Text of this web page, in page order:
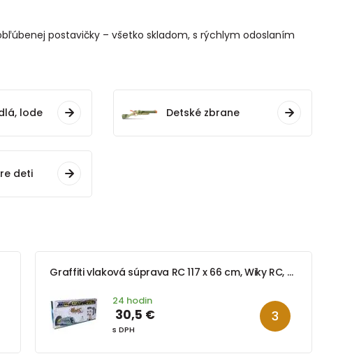
postavičky – všetko skladom, s rýchlym odoslaním
lode Detské zbrane
deti
Graffiti vlaková súprava RC 117 x 66 cm, Wiky RC, W008061
24 hodin
30,5 €
s DPH